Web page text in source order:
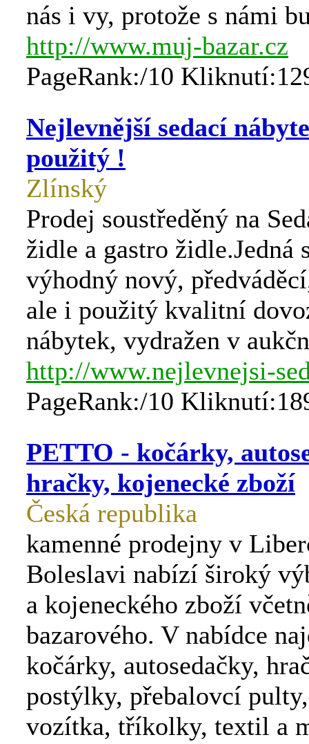
nás i vy, protože s námi
http://www.muj-bazar.cz
PageRank:/10
Nejlevnější sedací
použitý !
Zlínský
Prodej soustředěný na
židle a gastro židle.Jedná
výhodný nový,
ale i použitý kvalitní
nábytek, vydražen v
http://www.nejlevnejsi-
PageRank:/10
PETTO - kočárky,
hračky, kojenecké zboží
Česká republika
kamenné prodejny v
Boleslavi nabízí široký
a kojeneckého zboží
bazarového. V nabídce
kočárky, autosedačky,
postýlky, přebalovcí
vozítka, tříkolky, textil a